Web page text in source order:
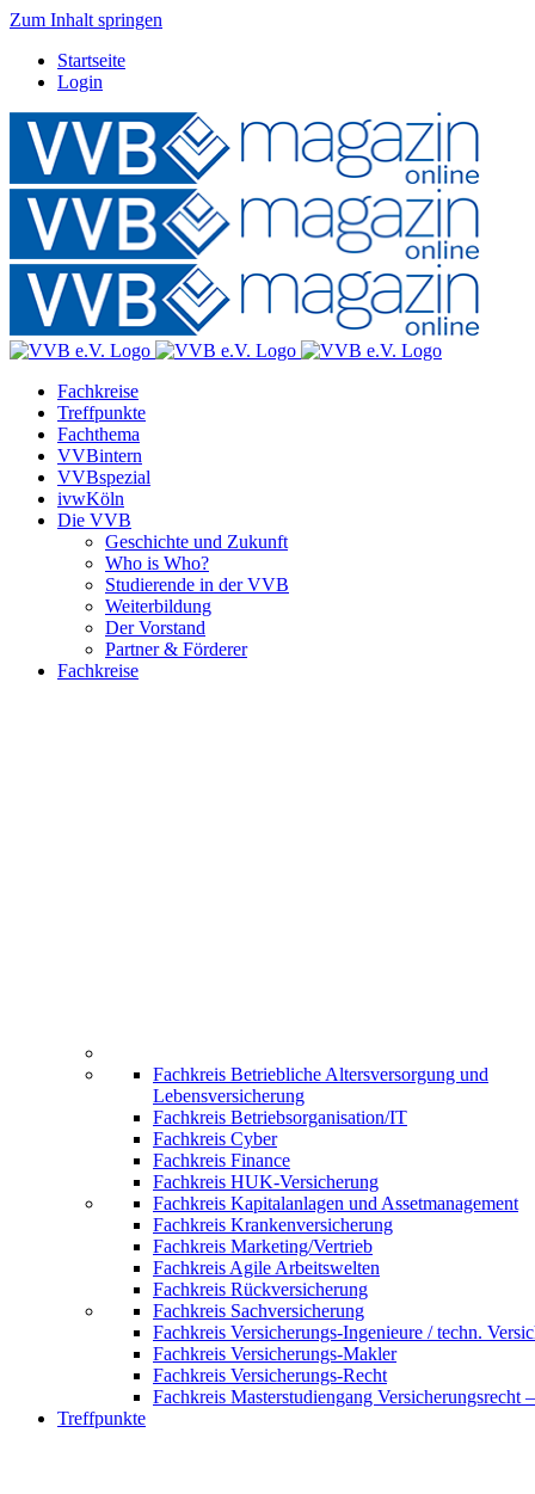
Zum Inhalt springen
Startseite
Login
Fachkreise
Treffpunkte
Fachthema
VVBintern
VVBspezial
ivwKöln
Die VVB
Geschichte und Zukunft
Who is Who?
Studierende in der VVB
Weiterbildung
Der Vorstand
Partner & Förderer
Fachkreise
Fachkreis Betriebliche Altersversorgung und
Lebensversicherung
Fachkreis Betriebsorganisation/IT
Fachkreis Cyber
Fachkreis Finance
Fachkreis HUK-Versicherung
Fachkreis Kapitalanlagen und Assetmanagement
Fachkreis Krankenversicherung
Fachkreis Marketing/Vertrieb
Fachkreis Agile Arbeitswelten
Fachkreis Rückversicherung
Fachkreis Sachversicherung
Fachkreis Versicherungs-Ingenieure / techn.
Fachkreis Versicherungs-Makler
Fachkreis Versicherungs-Recht
Fachkreis Masterstudiengang Versicherungsrecht
Treffpunkte